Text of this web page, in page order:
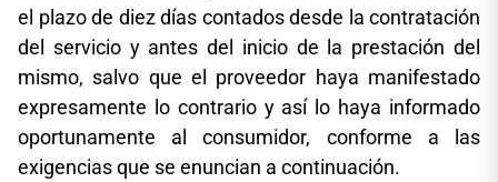
el plazo de diez días contados desde la contratación
del servicio y antes del inicio de la prestación del
mismo, salvo que el proveedor haya manifestado
expresamente lo contrario y así lo haya informado
oportunamente al consumidor, conforme a las
exigencias que se enuncian a continuación.